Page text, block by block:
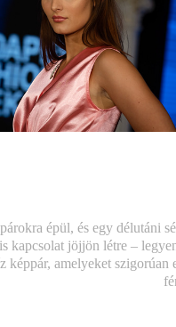
épül, és egy délutáni
kapcsolat jöjjön létre –
képpár, amelyeket